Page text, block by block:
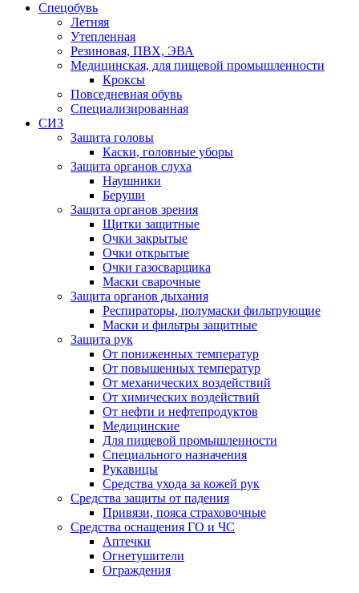
Спецобувь
Летняя
Утепленная
Резиновая, ПВХ, ЭВА
Медицинская, для пищевой промышленности
Кроксы
Повседневная обувь
Специализированная
СИЗ
Защита головы
Каски, головные уборы
Защита органов слуха
Наушники
Беруши
Защита органов зрения
Щитки защитные
Очки закрытые
Очки открытые
Очки газосварщика
Маски сварочные
Защита органов дыхания
Респираторы, полумаски фильтрующие
Маски и фильтры защитные
Защита рук
От пониженных температур
От повышенных температур
От механических воздействий
От химических воздействий
От нефти и нефтепродуктов
Медицинские
Для пищевой промышленности
Специального назначения
Рукавицы
Средства ухода за кожей рук
Средства защиты от падения
Привязи, пояса страховочные
Средства оснащения ГО и ЧС
Аптечки
Огнетушители
Ограждения